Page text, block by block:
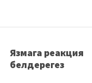
Язмага реакция
белдерегез